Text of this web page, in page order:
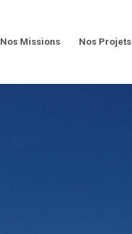
Nos Missions Nos Projets